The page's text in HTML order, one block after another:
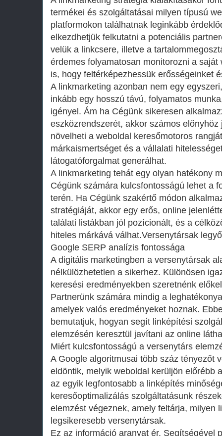
termékei és szolgáltatásai milyen típusú
platformokon találhatnak leginkább
elkezdhetjük felkutatni a potenciális
velük a linkcsere, illetve a
érdemes folyamatosan monitorozni a
is, hogy feltérképezhessük erősségeinket
A linkmarketing azonban nem egy
inkább egy hosszú távú, folyamatos
igényel. Ám ha Cégünk sikeresen
eszközrendszerét, akkor számos
növelheti a weboldal keresőmotoros
márkaismertséget és a vállalati
látogatóforgalmat generálhat.
A linkmarketing tehát egy olyan hatékony
Cégünk számára kulcsfontosságú lehet a
terén. Ha Cégünk szakértő módon
stratégiáját, akkor egy erős, online
találati listákban jól pozícionált, és a
hiteles márkává válhat.Versenytársak
Google SERP analízis fontossága
A digitális marketingben a versenytársak
nélkülözhetetlen a sikerhez. Különösen
keresési eredményekben szeretnénk
Partnerünk számára mindig a
amelyek valós eredményeket hoznak.
bemutatjuk, hogyan segít linképítési
elemzésén keresztül javítani az online
Miért kulcsfontosságú a versenytárs
A Google algoritmusai több száz tényezőt
eldöntik, melyik weboldal kerüljön előrébb
az egyik legfontosabb a linképítés
keresőoptimalizálás szolgáltatásunk
elemzést végeznek, amely feltárja, milyen
legsikeresebb versenytársak.
Ez az információ aranyat ér. Segítségével